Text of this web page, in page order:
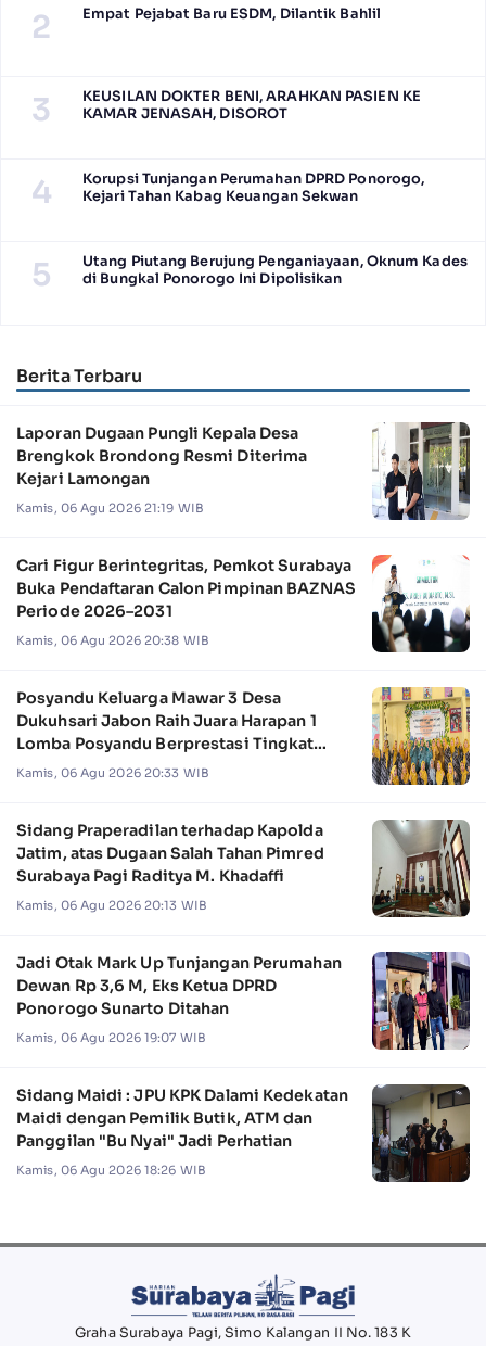
2 Empat Pejabat Baru ESDM, Dilantik Bahlil
3
KEUSILAN DOKTER BENI, ARAHKAN PASIEN KE
KAMAR JENASAH, DISOROT
4
Korupsi Tunjangan Perumahan DPRD Ponorogo,
Kejari Tahan Kabag Keuangan Sekwan
5
Utang Piutang Berujung Penganiayaan, Oknum Kades
di Bungkal Ponorogo Ini Dipolisikan
Berita Terbaru
Laporan Dugaan Pungli Kepala Desa
Brengkok Brondong Resmi Diterima
Kejari Lamongan
Kamis, 06 Agu 2026 21:19 WIB
Cari Figur Berintegritas, Pemkot Surabaya
Buka Pendaftaran Calon Pimpinan BAZNAS
Periode 2026–2031
Kamis, 06 Agu 2026 20:38 WIB
Posyandu Keluarga Mawar 3 Desa
Dukuhsari Jabon Raih Juara Harapan 1
Lomba Posyandu Berprestasi Tingkat
Jawa Timur 2026
Kamis, 06 Agu 2026 20:33 WIB
Sidang Praperadilan terhadap Kapolda
Jatim, atas Dugaan Salah Tahan Pimred
Surabaya Pagi Raditya M. Khadaffi
Kamis, 06 Agu 2026 20:13 WIB
Jadi Otak Mark Up Tunjangan Perumahan
Dewan Rp 3,6 M, Eks Ketua DPRD
Ponorogo Sunarto Ditahan
Kamis, 06 Agu 2026 19:07 WIB
Sidang Maidi : JPU KPK Dalami Kedekatan
Maidi dengan Pemilik Butik, ATM dan
Panggilan "Bu Nyai" Jadi Perhatian
Kamis, 06 Agu 2026 18:26 WIB
Graha Surabaya Pagi, Simo Kalangan II No. 183 K